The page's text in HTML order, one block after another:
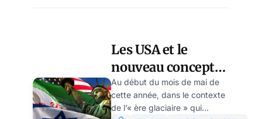
Les USA et le
nouveau concept
de « i2u2 » pour
l’Inde et le Moyen-
Au début du mois de mai de
cette année, dans le contexte
de l’« ère glaciaire » qui